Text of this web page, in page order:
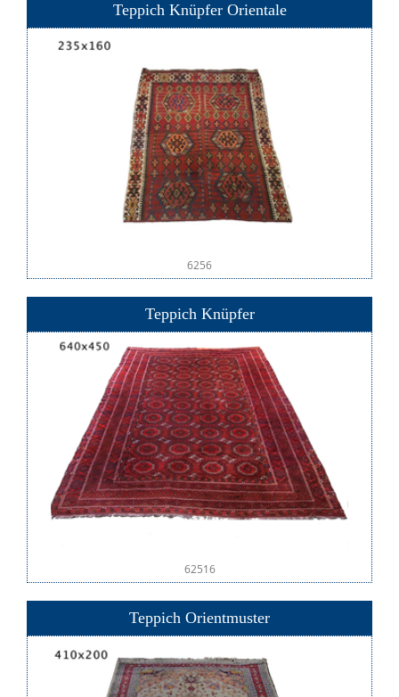
Teppich Knüpfer Orientale
6256
Teppich Knüpfer
62516
Teppich Orientmuster